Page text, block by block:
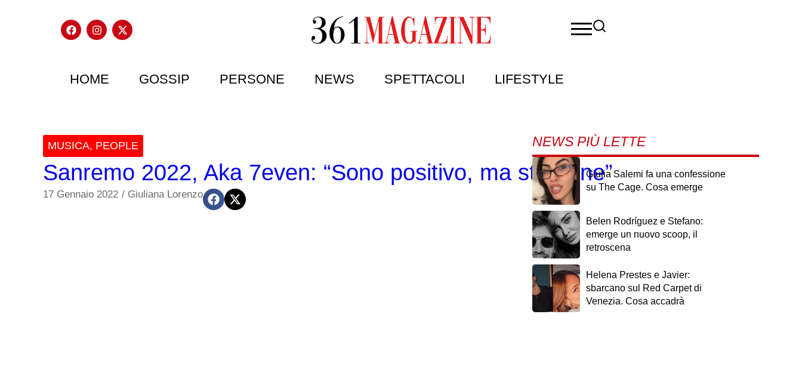
HOME GOSSIP PERSONE NEWS SPETTACOLI LIFESTYLE
MUSICA, PEOPLE
Sanremo 2022, Aka 7even: “Sono positivo, ma sto bene”
17 Gennaio 2022 / Giuliana Lorenzo
NEWS PIÙ LETTE
Giulia Salemi fa una confessione
su The Cage. Cosa emerge
Belen Rodríguez e Stefano:
emerge un nuovo scoop, il
retroscena
Helena Prestes e Javier:
sbarcano sul Red Carpet di
Venezia. Cosa accadrà